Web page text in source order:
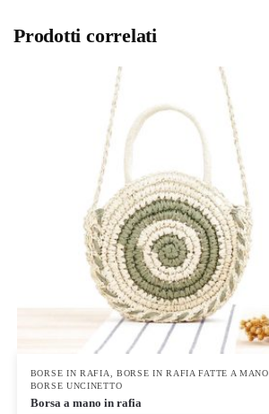
Prodotti correlati
BORSE IN RAFIA BORSE IN RAFIA FATTE A MANO
BORSE UNCINETTO
Borsa a mano in rafia